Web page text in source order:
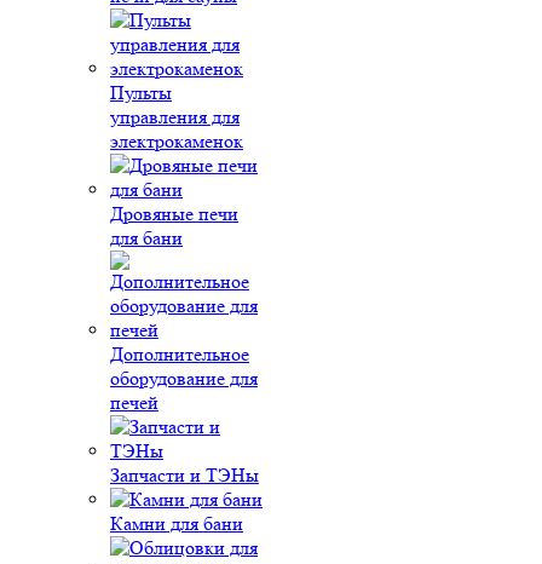
Пульты
управления для
электрокаменок
Дровяные печи
для бани
Дополнительное
оборудование для
печей
Запчасти и ТЭНы
Камни для бани